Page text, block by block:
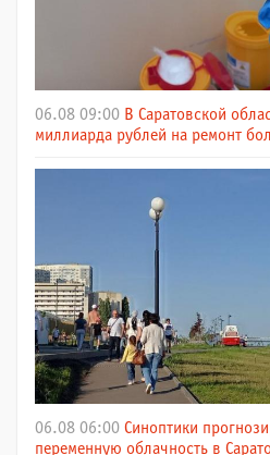
06.08 09:00 В Саратовской
миллиарда рублей на ремонт
06.08 06:00 Синоптики
переменную облачность в